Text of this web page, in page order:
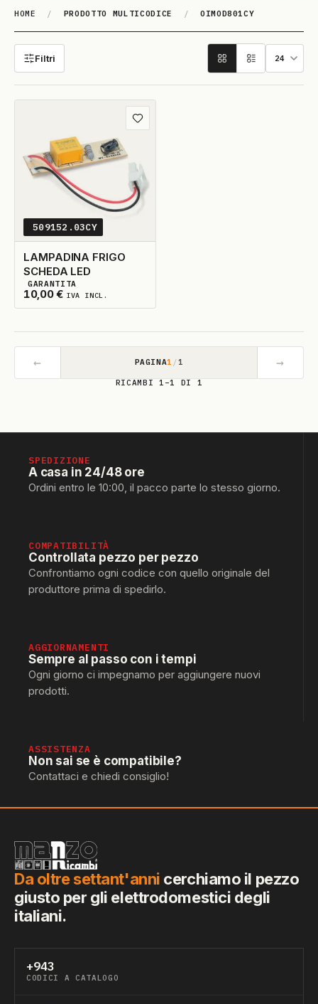
HOME / PRODOTTO MULTICODICE / OIMOD801CY
OIMOD801CY
Filtri
Aggiungi ai preferiti
509152.03CY
LAMPADINA FRIGO
SCHEDA LED
10,00€ IVA INCL.
5DISPONIBILI
GARANTITA
← PAGINA1 /1 →
RICAMBI 1–1 DI 1
SPEDIZIONE
A casa in 24/48 ore
Ordini entro le 10:00, il pacco parte lo stesso giorno.
COMPATIBILITÀ
Controllata pezzo per pezzo
Confrontiamo ogni codice con quello originale del
produttore prima di spedirlo.
AGGIORNAMENTI
Sempre al passo con i tempi
Ogni giorno ci impegnamo per aggiungere nuovi
prodotti.
ASSISTENZA
Non sai se è compatibile?
Contattaci e chiedi consiglio!
Da oltre settant'anni cerchiamo il pezzo
giusto per gli elettrodomestici degli
italiani.
+943
CODICI A CATALOGO